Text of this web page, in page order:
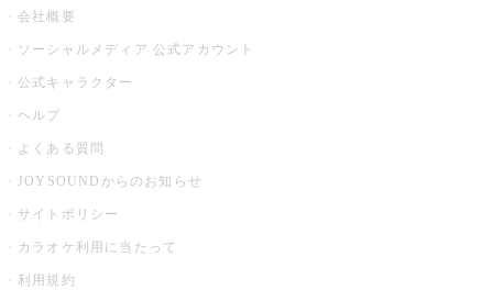
会社概要
ソーシャルメディア 公式アカウント
公式キャラクター
ヘルプ
よくある質問
JOYSOUNDからのお知らせ
サイトポリシー
カラオケ利用に当たって
利用規約